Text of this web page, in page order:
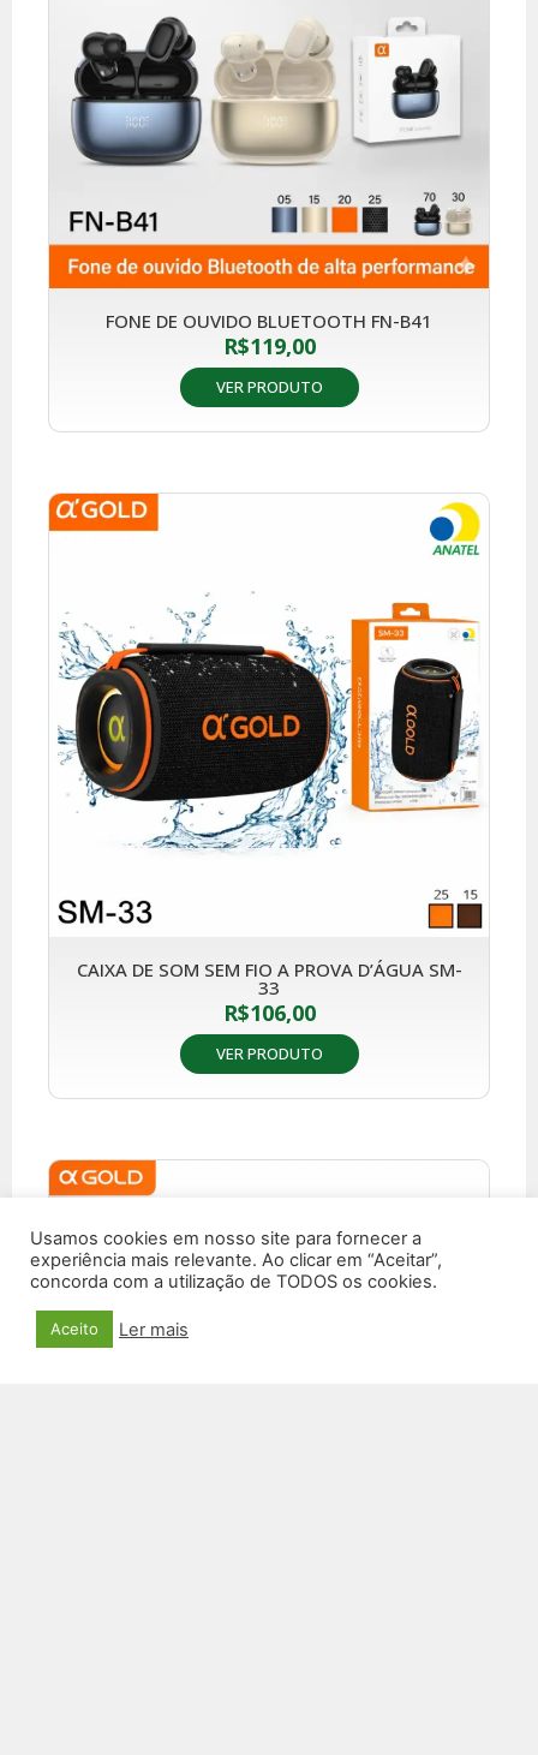
FONE DE OUVIDO BLUETOOTH FN-B41
R$119,00
VER PRODUTO
CAIXA DE SOM SEM FIO A PROVA D’ÁGUA SM-
33
R$106,00
VER PRODUTO
Usamos cookies em nosso site para fornecer a
experiência mais relevante. Ao clicar em “Aceitar”,
concorda com a utilização de TODOS os cookies.
Aceito Ler mais